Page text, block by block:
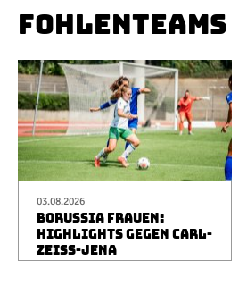
FOHLENTEAMS
03.08.2026
BORUSSIA FRAUEN:
HIGHLIGHTS GEGEN CARL-
ZEISS-JENA